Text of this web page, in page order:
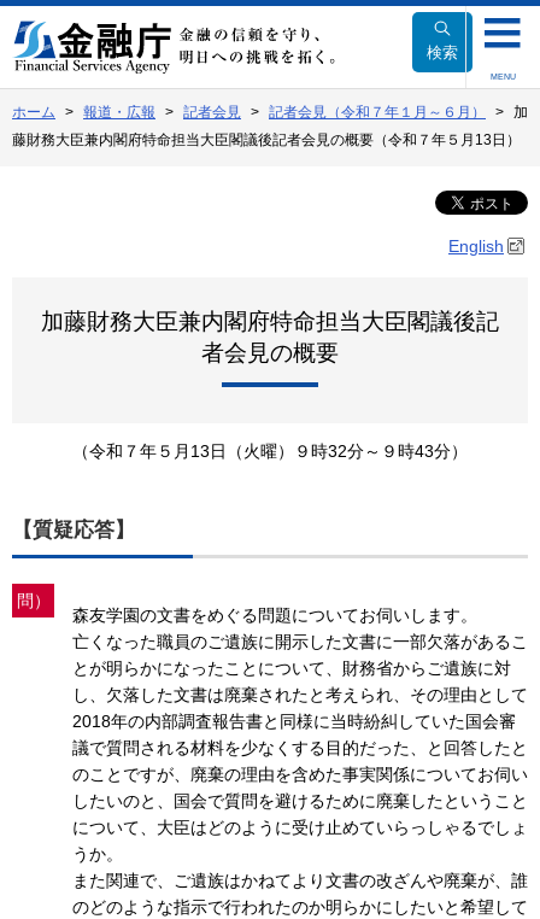
文
へ
動
検索
MENU
ホーム 報道・広報 記者会見 記者会見（令和７年１月～６月）
加
藤財務大臣兼内閣府特命担当大臣閣議後記者会見の概要（令和７年５月13日）
English
加藤財務大臣兼内閣府特命担当大臣閣議後記
者会見の概要
（令和７年５月13日（火曜）９時32分～９時43分）
【質疑応答】
問）
森友学園の文書をめぐる問題についてお伺いします。
亡くなった職員のご遺族に開示した文書に一部欠落があるこ
とが明らかになったことについて、財務省からご遺族に対
し、欠落した文書は廃棄されたと考えられ、その理由として
2018年の内部調査報告書と同様に当時紛糾していた国会審
議で質問される材料を少なくする目的だった、と回答したと
のことですが、廃棄の理由を含めた事実関係についてお伺い
したいのと、国会で質問を避けるために廃棄したということ
について、大臣はどのように受け止めていらっしゃるでしょ
うか。
また関連で、ご遺族はかねてより文書の改ざんや廃棄が、誰
のどのような指示で行われたのか明らかにしたいと希望して